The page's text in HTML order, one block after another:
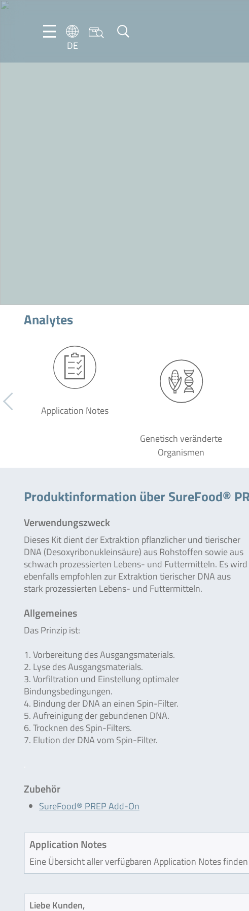
DE
DE
Analytes
Application Notes
Genetisch veränderte
Organismen
Produktinformation über SureFood®
Verwendungszweck
Dieses Kit dient der Extraktion pflanzlicher und tierischer
DNA (Desoxyribonukleinsäure) aus Rohstoffen sowie aus
schwach prozessierten Lebens- und Futtermitteln. Es wird
ebenfalls empfohlen zur Extraktion tierischer DNA aus
stark prozessierten Lebens- und Futtermitteln.
Allgemeines
Das Prinzip ist:
1. Vorbereitung des Ausgangsmaterials.
2. Lyse des Ausgangsmaterials.
3. Vorfiltration und Einstellung optimaler
Bindungsbedingungen.
4. Bindung der DNA an einen Spin-Filter.
5. Aufreinigung der gebundenen DNA.
6. Trocknen des Spin-Filters.
7. Elution der DNA vom Spin-Filter.
Zubehör
SureFood® PREP Add-On
Application Notes
Eine Übersicht aller verfügbaren Application Notes
Liebe Kunden,